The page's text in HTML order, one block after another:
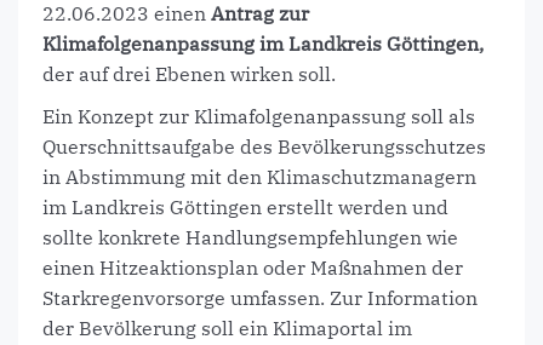
22.06.2023 einen Antrag zur
Klimafolgenanpassung im Landkreis Göttingen,
der auf drei Ebenen wirken soll.
Ein Konzept zur Klimafolgenanpassung soll als
Querschnittsaufgabe des Bevölkerungsschutzes
in Abstimmung mit den Klimaschutzmanagern
im Landkreis Göttingen erstellt werden und
sollte konkrete Handlungsempfehlungen wie
einen Hitzeaktionsplan oder Maßnahmen der
Starkregenvorsorge umfassen. Zur Information
der Bevölkerung soll ein Klimaportal im